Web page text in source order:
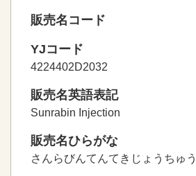
販売名コード
YJコード
4224402D2032
販売名英語表記
Sunrabin Injection
販売名ひらがな
さんらびんてんてきじょうちゅ